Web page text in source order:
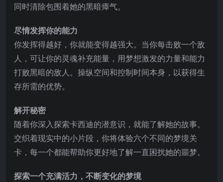
同时清除包围着她的黑暗瘴气。
尽情发挥你的能力
你发挥得越好，你就能变得越强大。当你每击败一个敌
人，可让你的灵魂补充能量，用梦想激发的力量和能力
打败黑暗的敌人。操纵空间和控制时间本身，以获得生
存所需的优势。
解开秘密
随着你深入探索卡西迪的潜意识，就能了解她的故事。
交织着现实中的小片段，你将体验六个不同的梦境关
卡，每一个都能帮助你更好地了解一直困扰她的噩梦。
探索一个充满活力，不断变化的梦境